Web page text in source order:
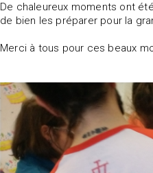
De chaleureux moments ont
de bien les préparer pour la
Merci à tous pour ces beaux